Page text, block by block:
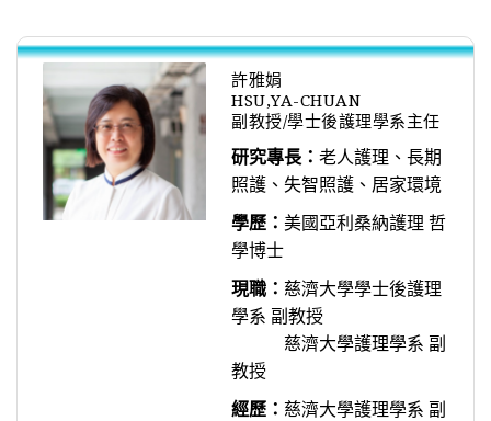
許雅娟
HSU,YA-CHUAN
副教授/學士後護理學系主任
研究專長： 老人護理、長期
照護、失智照護、居家環境
學歷： 美國亞利桑納護理 哲
學博士
現職： 慈濟大學學士後護理
學系 副教授
慈濟大學護理學系 副
教授
經歷： 慈濟大學護理學系 副